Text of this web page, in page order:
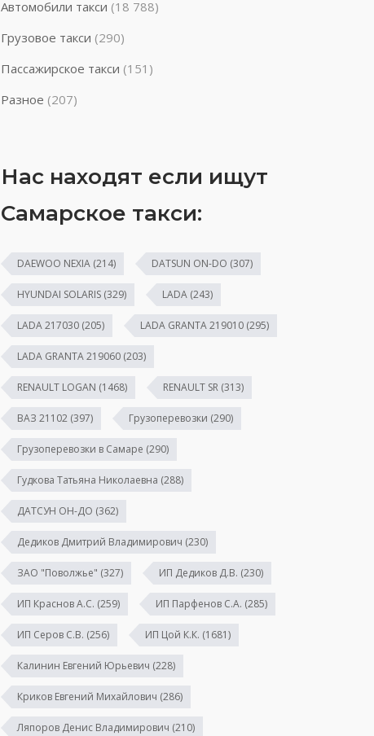
Автомобили такси (18 788)
Грузовое такси (290)
Пассажирское такси (151)
Разное (207)
Нас находят если ищут
Самарское такси:
DAEWOO NEXIA(214) DATSUN ON-DO (307)
HYUNDAI SOLARIS(329) LADA(243)
LADA 217030(205) LADA GRANTA 219010(295)
LADA GRANTA 219060(203)
RENAULT LOGAN (1468) RENAULT SR(313)
ВАЗ 21102(397) Грузоперевозки (290)
Грузоперевозки в Самаре (290)
Гудкова Татьяна Николаевна (288)
ДАТСУН ОН-ДО (362)
Дедиков Дмитрий Владимирович (230)
ЗАО "Поволжье" (327) ИП Дедиков Д.В. (230)
ИП Краснов А.С. (259) ИП Парфенов С.А. (285)
ИП Серов С.В. (256) ИП Цой К.К. (1681)
Калинин Евгений Юрьевич (228)
Криков Евгений Михайлович (286)
Ляпоров Денис Владимирович (210)